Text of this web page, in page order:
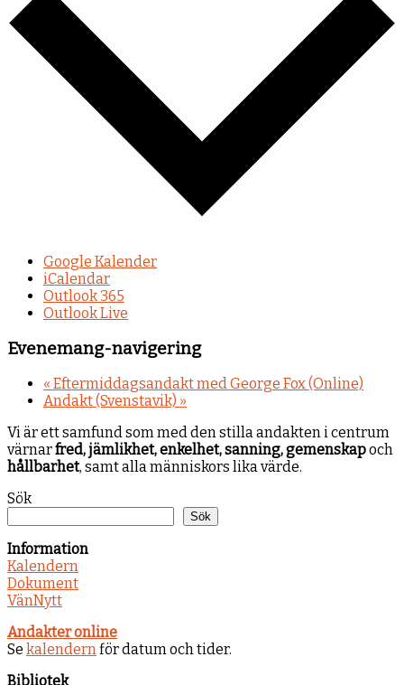
Google Kalender
iCalendar
Outlook 365
Outlook Live
Evenemang-navigering
« Eftermiddagsandakt med George Fox (Online)
Andakt (Svenstavik) »
Vi är ett samfund som med den stilla andakten i centrum
värnarfred, jämlikhet, enkelhet, sanning, gemenskapoch
hållbarhet, samt alla människors lika värde.
Sök
Sök
Information
Kalendern
Dokument
VänNytt
Andakter online
Se kalendernför datum och tider.
Bibliotek